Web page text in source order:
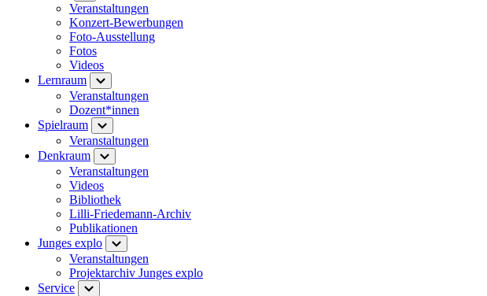
Veranstaltungen
Konzert-Bewerbungen
Foto-Ausstellung
Fotos
Videos
Lernraum
Veranstaltungen
Dozent*innen
Spielraum
Veranstaltungen
Denkraum
Veranstaltungen
Videos
Bibliothek
Lilli-Friedemann-Archiv
Publikationen
Junges explo
Veranstaltungen
Projektarchiv Junges explo
Service